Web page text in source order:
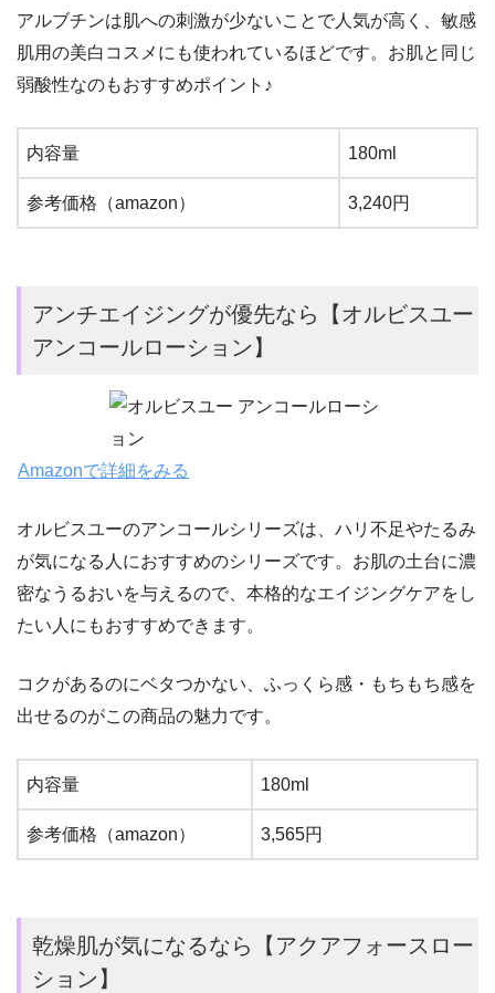
アルブチンは肌への刺激が少ないことで人気が高く、敏感
肌用の美白コスメにも使われているほどです。お肌と同じ
弱酸性なのもおすすめポイント♪
内容量 180ml
参考価格（amazon） 3,240円
アンチエイジングが優先なら【オルビスユー
アンコールローション】
Amazonで詳細をみる
オルビスユーのアンコールシリーズは、ハリ不足やたるみ
が気になる人におすすめのシリーズです。お肌の土台に濃
密なうるおいを与えるので、本格的なエイジングケアをし
たい人にもおすすめできます。
コクがあるのにベタつかない、ふっくら感・もちもち感を
出せるのがこの商品の魅力です。
内容量 180ml
参考価格（amazon） 3,565円
乾燥肌が気になるなら【アクアフォースロー
ション】